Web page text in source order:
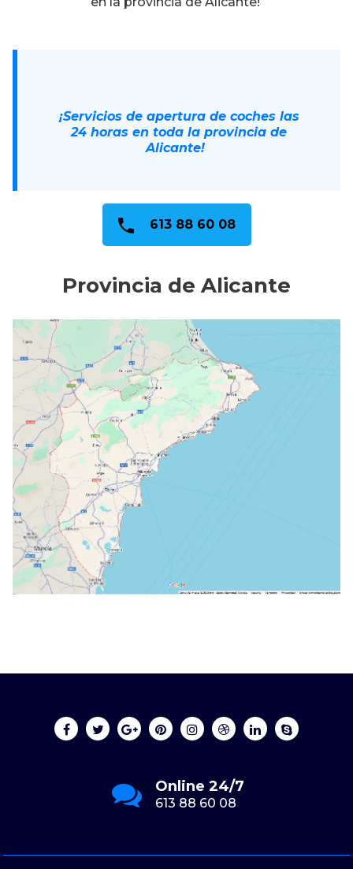
¡Servicios de apertura de coches las
24 horas en toda la provincia de
Alicante!
613 88 60 08
Provincia de Alicante
Envianos un Email
Puertasveran@gmail.com